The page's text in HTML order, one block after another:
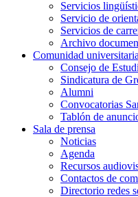
Servicios
Servicio de
Servicios de
Archivo
Comunidad universitaria
Consejo de
Sindicatura de
Alumni
Convocatorias
Tablón de
Sala de prensa
Noticias
Agenda
Recursos
Contactos de
Directorio redes